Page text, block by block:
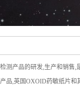
测产品的研发,生产和销
品,英国OXOID药敏纸片